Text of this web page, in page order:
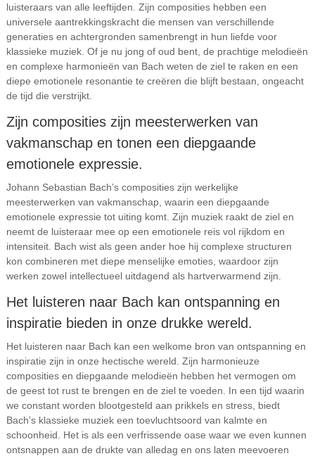
luisteraars van alle leeftijden. Zijn composities hebben een
universele aantrekkingskracht die mensen van verschillende
generaties en achtergronden samenbrengt in hun liefde voor
klassieke muziek. Of je nu jong of oud bent, de prachtige melodieën
en complexe harmonieën van Bach weten de ziel te raken en een
diepe emotionele resonantie te creëren die blijft bestaan, ongeacht
de tijd die verstrijkt.
Zijn composities zijn meesterwerken van
vakmanschap en tonen een diepgaande
emotionele expressie.
Johann Sebastian Bach’s composities zijn werkelijke
meesterwerken van vakmanschap, waarin een diepgaande
emotionele expressie tot uiting komt. Zijn muziek raakt de ziel en
neemt de luisteraar mee op een emotionele reis vol rijkdom en
intensiteit. Bach wist als geen ander hoe hij complexe structuren
kon combineren met diepe menselijke emoties, waardoor zijn
werken zowel intellectueel uitdagend als hartverwarmend zijn.
Het luisteren naar Bach kan ontspanning en
inspiratie bieden in onze drukke wereld.
Het luisteren naar Bach kan een welkome bron van ontspanning en
inspiratie zijn in onze hectische wereld. Zijn harmonieuze
composities en diepgaande melodieën hebben het vermogen om
de geest tot rust te brengen en de ziel te voeden. In een tijd waarin
we constant worden blootgesteld aan prikkels en stress, biedt
Bach’s klassieke muziek een toevluchtsoord van kalmte en
schoonheid. Het is als een verfrissende oase waar we even kunnen
ontsnappen aan de drukte van alledag en ons laten meevoeren